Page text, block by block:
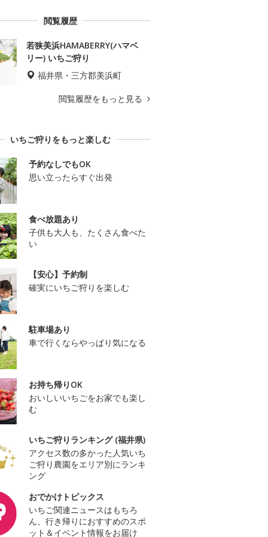
閲覧履歴
若狭美浜HAMABERRY(ハマベ
リー) いちご狩り
福井県・三方郡美浜町
閲覧履歴をもっと見る
いちご狩りをもっと楽しむ
予約なしでもOK
思い立ったらすぐ出発
食べ放題あり
子供も大人も、たくさん食べた
い
【安心】予約制
確実にいちご狩りを楽しむ
駐車場あり
車で行くならやっぱり気になる
お持ち帰りOK
おいしいいちごをお家でも楽し
む
いちご狩りランキング (福井県)
アクセス数の多かった人気いち
ご狩り農園をエリア別にランキ
ング
おでかけトピックス
いちご関連ニュースはもちろ
ん、行き帰りにおすすめのスポ
ット＆イベント情報をお届け